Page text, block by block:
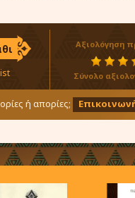
Αξιολόγηση
Σύνολο
ή απορίες;